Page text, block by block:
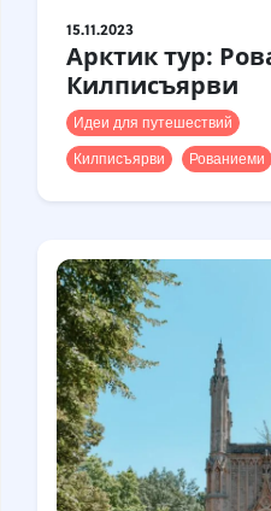
15.11.2023
Арктик тур:
Килписъярви
Идеи для путешествий
Килписъярви
Рованиеми